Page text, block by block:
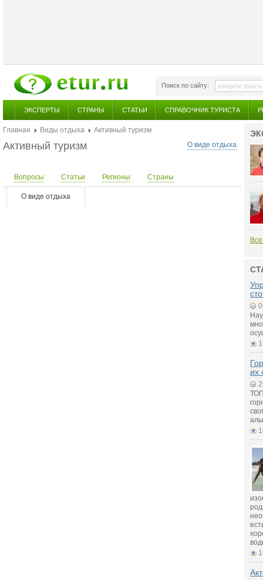
Поиск по сайту:
ЭКСПЕРТЫ СТРАНЫ СТАТЬИ СПРАВОЧНИК ТУРИСТА
Главная Виды отдыха
Активный туризм
О виде отдыха
Активный туризм
Вопросы Статьи Регионы Страны
О виде отдыха
их